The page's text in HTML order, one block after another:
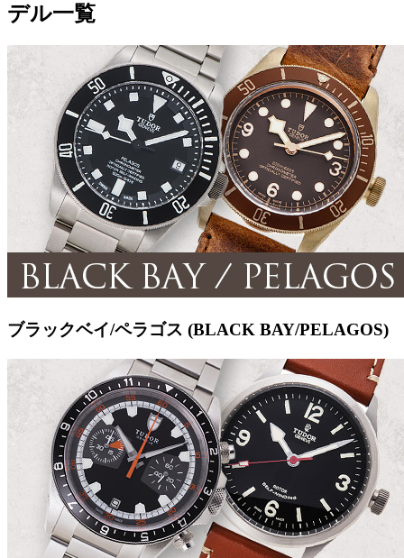
デル一覧
ブラックベイ/ペラゴス (BLACK BAY/PELAGOS)